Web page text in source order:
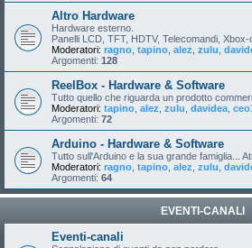
Altro Hardware
Hardware esterno.
Panelli LCD, TFT, HDTV, Telecomandi, Xbox-
Moderatori: ragno tapino alez zulu
Argomenti: 128
ReelBox - Hardware & Software
Tutto quello che riguarda un prodotto
Moderatori: tapino alez zulu davidea
Argomenti: 72
Arduino - Hardware & Software
Tutto sull'Arduino e la sua grande famiglia...
Moderatori: ragno tapino alez zulu
Argomenti: 64
EVENTI-CANALI
Eventi-canali